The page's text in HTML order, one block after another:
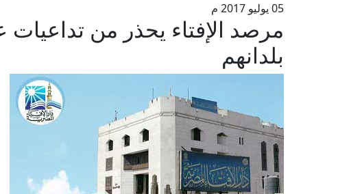
05 يوليو 2017 م
مرصد الإفتاء يحذر من
بلدانهم